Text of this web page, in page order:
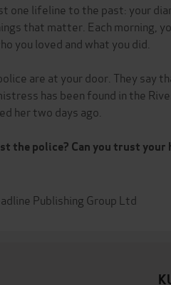
one lifeline to the past: your
that matter. Each morning,
you loved and what you did.
are at your door. They say
has been found in the
her two days ago.
the police? Can you trust your